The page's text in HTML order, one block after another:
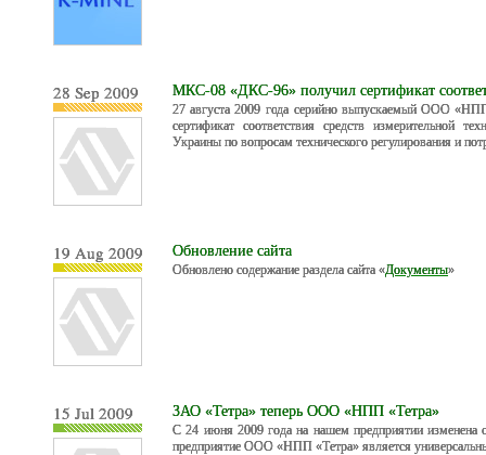
28 Sep 2009 МКС-08 «ДКС-96» получил сертификат
27 августа 2009 года серийно выпускаемый ООО
сертификат соответствия средств измерительной
Украины по вопросам технического регулирования и
19 Aug 2009 Обновление сайта
Обновлено содержание раздела сайта «Документы»
15 Jul 2009 ЗАО «Тетра» теперь ООО «НПП «Тетра»
С 24 июня 2009 года на нашем предприятии изменена
предприятие ООО «НПП «Тетра» является